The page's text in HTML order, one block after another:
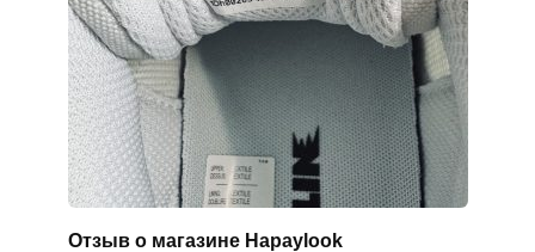
Отзыв о магазине Hapaylook